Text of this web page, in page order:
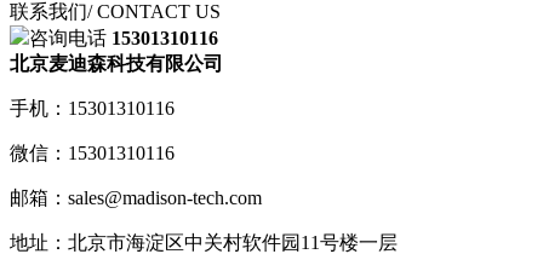
联系我们/ CONTACT US
咨询电话 15301310116
北京麦迪森科技有限公司
手机：15301310116
微信：15301310116
邮箱：sales@madison-tech.com
地址：北京市海淀区中关村软件园11号楼一层